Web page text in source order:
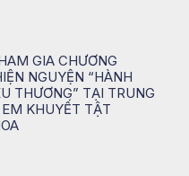
GIA CHƯƠNG
NGUYỆN “HÀNH
THƯƠNG” TẠI TRUNG
KHUYẾT TẬT